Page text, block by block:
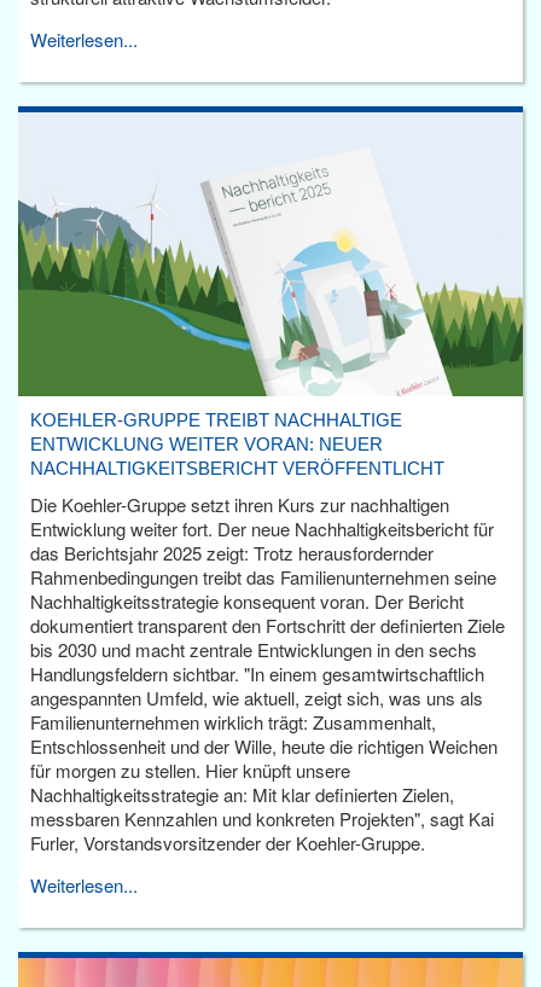
Weiterlesen...
KOEHLER-GRUPPE TREIBT NACHHALTIGE
ENTWICKLUNG WEITER VORAN: NEUER
NACHHALTIGKEITSBERICHT VERÖFFENTLICHT
Die Koehler-Gruppe setzt ihren Kurs zur nachhaltigen
Entwicklung weiter fort. Der neue Nachhaltigkeitsbericht für
das Berichtsjahr 2025 zeigt: Trotz herausfordernder
Rahmenbedingungen treibt das Familienunternehmen seine
Nachhaltigkeitsstrategie konsequent voran. Der Bericht
dokumentiert transparent den Fortschritt der definierten Ziele
bis 2030 und macht zentrale Entwicklungen in den sechs
Handlungsfeldern sichtbar. "In einem gesamtwirtschaftlich
angespannten Umfeld, wie aktuell, zeigt sich, was uns als
Familienunternehmen wirklich trägt: Zusammenhalt,
Entschlossenheit und der Wille, heute die richtigen Weichen
für morgen zu stellen. Hier knüpft unsere
Nachhaltigkeitsstrategie an: Mit klar definierten Zielen,
messbaren Kennzahlen und konkreten Projekten", sagt Kai
Furler, Vorstandsvorsitzender der Koehler-Gruppe.
Weiterlesen...